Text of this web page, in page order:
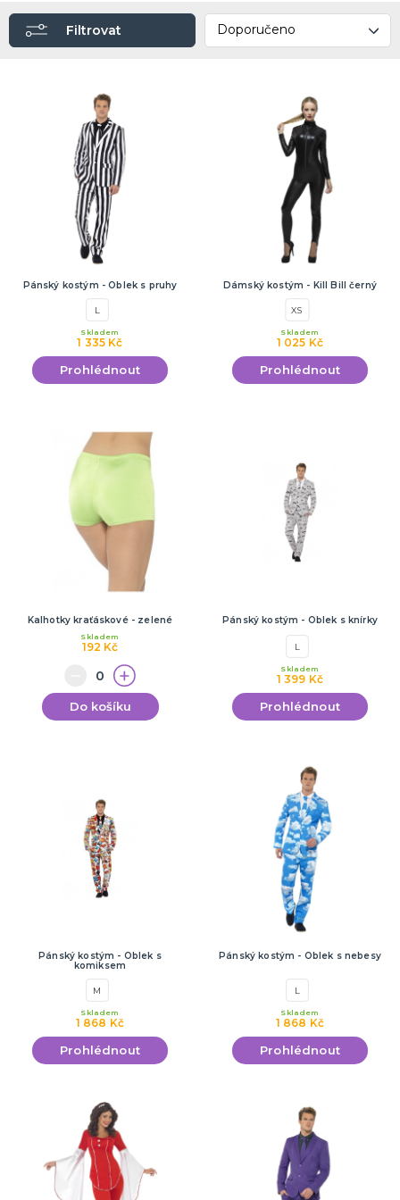
PÁRTY DEKORACE
Narozeninové oslavy
Příslušenství
DALŠÍ KATEGORIE
DÁRKY A ŽERTOVNÉ PŘEDMĚTY
Ptákoviny, žerty, srandičky
Originální dárky
Filtrovat
Pánský kostým - Oblek s pruhy
L
1 335 Kč
Skladem
Prohlédnout
Dámský kostým - Kill Bill černý
XS
1 025 Kč
Skladem
Prohlédnout
Kalhotky kraťáskové - zelené
192 Kč
Skladem
Do košíku
Pánský kostým - Oblek s knírky
L
1 399 Kč
Skladem
Prohlédnout
Pánský kostým - Oblek s
komiksem
M
1 868 Kč
Skladem
Prohlédnout
Pánský kostým - Oblek s nebesy
L
1 868 Kč
Skladem
Prohlédnout